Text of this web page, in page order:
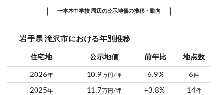
一本木中学校 周辺の公示地価の推移・動向
岩手県 滝沢市における年別推移
住宅地 公示地価 前年比 地点数
2026年 10.9 万円/坪 -6.9% 6件
2025年 11.7 万円/坪 +3.8% 14件